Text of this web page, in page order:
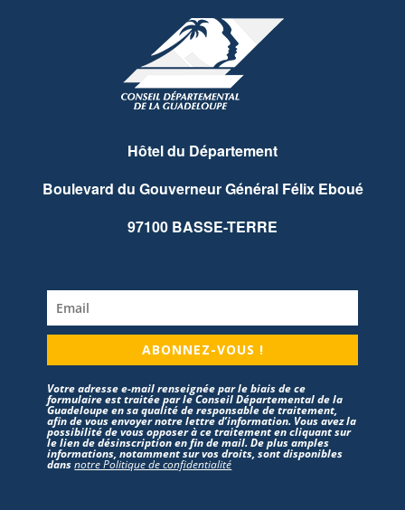
Hôtel du Département
Boulevard du Gouverneur Général Félix Eboué
97100 BASSE-TERRE
ABONNEZ-VOUS !
Votre adresse e-mail renseignée par le biais de ce
formulaire est traitée par le Conseil Départemental de la
Guadeloupe en sa qualité de responsable de traitement,
afin de vous envoyer notre lettre d’information. Vous avez la
possibilité de vous opposer à ce traitement en cliquant sur
le lien de désinscription en fin de mail. De plus amples
informations, notamment sur vos droits, sont disponibles
dansnotre Politique de confidentialité